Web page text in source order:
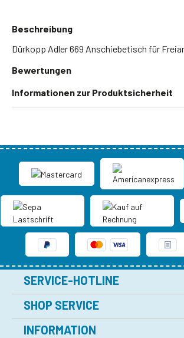
Beschreibung
Dürkopp Adler 669 Anschiebetisch für
Bewertungen
Informationen zur Produktsicherheit
SERVICE-HOTLINE
SHOP SERVICE
INFORMATION